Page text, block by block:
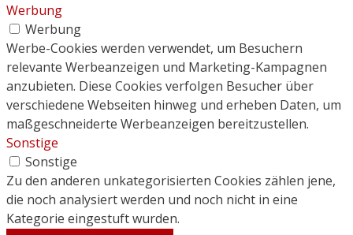
Werbung
Werbung
Werbe-Cookies werden verwendet, um Besuchern
relevante Werbeanzeigen und Marketing-Kampagnen
anzubieten. Diese Cookies verfolgen Besucher über
verschiedene Webseiten hinweg und erheben Daten, um
maßgeschneiderte Werbeanzeigen bereitzustellen.
Sonstige
Sonstige
Zu den anderen unkategorisierten Cookies zählen jene,
die noch analysiert werden und noch nicht in eine
Kategorie eingestuft wurden.